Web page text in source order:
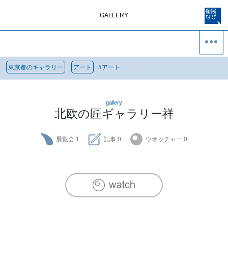
GALLERY
東京都のギャラリー アート #アート
gallery
北欧の匠ギャラリー祥
展覧会 1 記事 0 ウオッチャー 0